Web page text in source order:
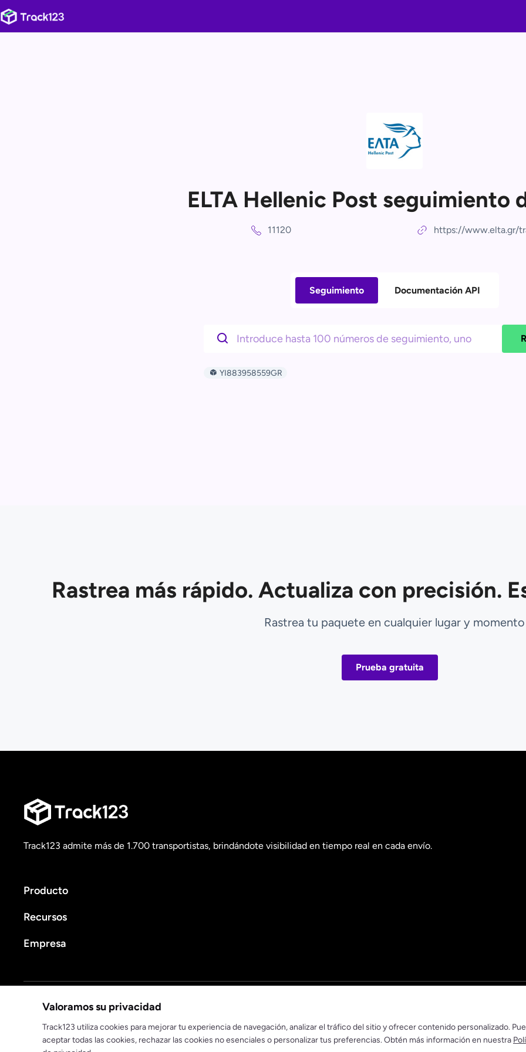
ELTA Hellenic Post seguimiento
11120 https://www.elta.gr/
Seguimiento Documentación API
YI883958559GR
Rastrea más rápido. Actualiza con precisión.
Rastrea tu paquete en cualquier lugar y momento
Prueba gratuita
Track123 admite más de 1.700 transportistas, brindándote visibilidad en tiempo real en cada envío.
Producto
Recursos
Empresa
Política de privacidad Términos de servicio
© 2025 track123. Todos los derechos reservados
Valoramos su privacidad
Track123 utiliza cookies para mejorar tu experiencia de navegación, analizar el tráfico del sitio y ofrecer contenido personalizado.
aceptar todas las cookies, rechazar las cookies no esenciales o personalizar tus preferencias. Obtén más información en nuestra